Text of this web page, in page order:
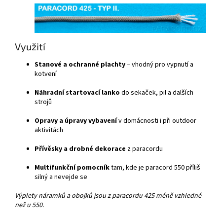
Využití
Stanové a ochranné plachty– vhodný pro vypnutí a
kotvení
Náhradní startovací lanko do sekaček, pil a dalších
strojů
Opravy a úpravy vybavenív domácnosti i při outdoor
aktivitách
Přívěsky a drobné dekorace z paracordu
Multifunkční pomocníktam, kde je paracord 550 příliš
silný a nevejde se
Výplety náramků a obojků jsou z paracordu 425 méně vzhledné
než u 550.